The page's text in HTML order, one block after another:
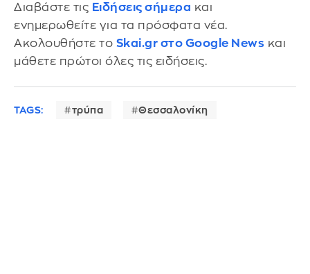
Διαβάστε τις Ειδήσεις σήμερα και
ενημερωθείτε για τα πρόσφατα νέα.
Ακολουθήστε το Skai.gr στο Google News και
μάθετε πρώτοι όλες τις ειδήσεις.
TAGS: τρύπα Θεσσαλονίκη